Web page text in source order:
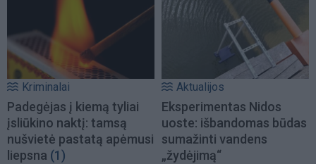
Kriminalai
Padegėjas į kiemą tyliai
įsliūkino naktį: tamsą
nušvietė pastatą apėmusi
liepsna (1)
Aktualijos
Eksperimentas Nidos
uoste: išbandomas būdas
sumažinti vandens
„žydėjimą“